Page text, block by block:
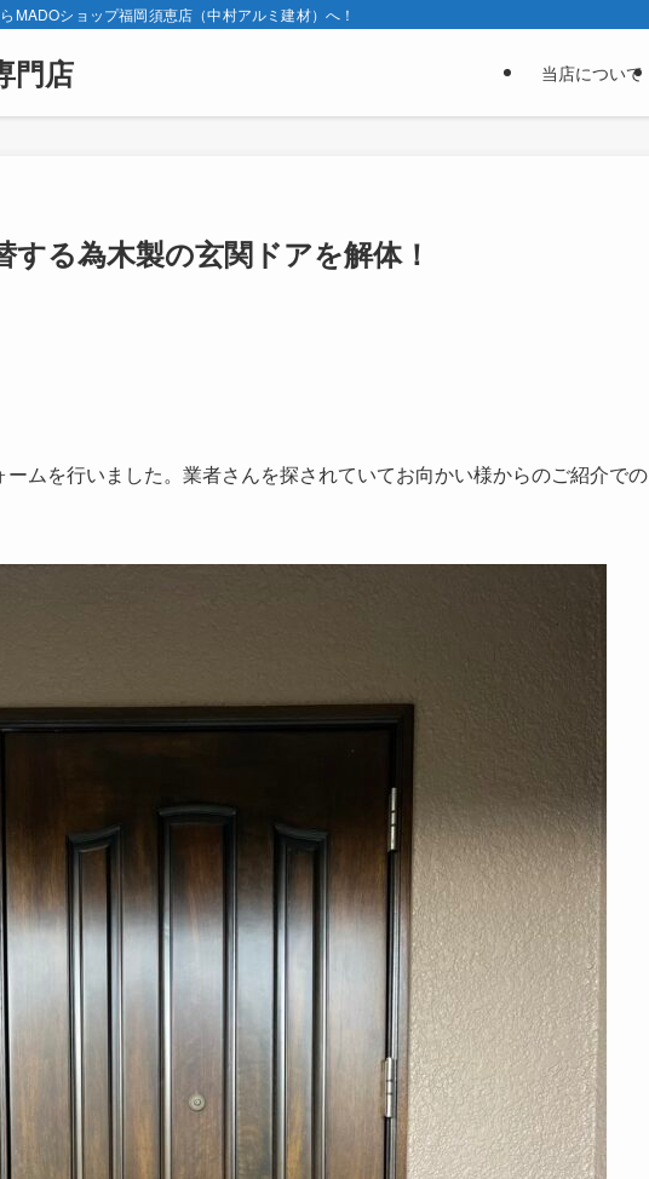
MADOショップ福岡須恵店（中村アルミ建材）へ！
門店 当店について
る為木製の玄関ドアを解体！
ムを行いました。業者さんを探されていてお向かい様からのご紹介での